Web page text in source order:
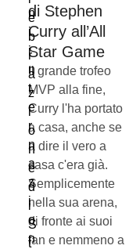
di Stephen
Curry all’All
Star Game
Il grande trofeo
MVP alla fine,
Curry l'ha portato
a casa, anche se
a dire il vero a
casa c'era già.
Semplicemente
nella sua arena,
di fronte ai suoi
fan e nemmeno a